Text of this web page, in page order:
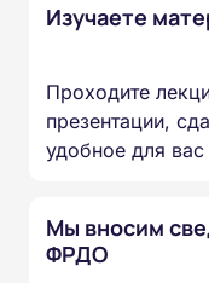
Изучаете
Проходите
презентации,
удобное для
Мы вносим
ФРДО